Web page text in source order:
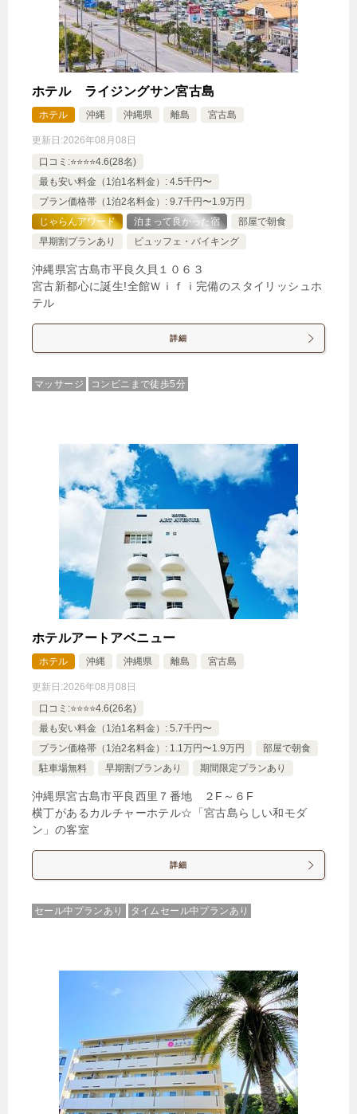
1泊大人1名合計（税込）
26,725円
じゃらんで確認する
プルステイ（お部屋のみ）
ツイン 🍴食事なし IN 15:00- OUT-11:00
禁煙ルーム
【シティビュー】ツインエグゼクティブルーム
1泊
合計（税込）
お好きなものをお好きなだけ ディナービュッフェ
付きプラン（夕朝食付き）1～8月
🍴朝食・夕食 IN15:00- OUT -11:00
【オーシャンビュー】ツインエグゼクティブルーム
1泊
大人1名
じゃらんで確認する
【特典満載！ホテルステイ満喫♪】リゾートステイ
（朝食付 / レストラン利用25％OFF）1～8月
ツイン 🍴朝食 IN15:00- OUT-11:00 禁煙ルーム
1泊 大人1名 合計（税込）
31,324円
じゃらんで確認する
ホテル ライジングサン宮古島
ホテル 沖縄 沖縄県 離島 宮古島
更新日:2026年08月08日
口コミ:⭐️⭐️⭐️⭐️4.6(28名)
最も安い料金（1泊1名料金）: 4.5千円〜
プラン価格帯（1泊2名料金）: 9.7千円〜1.9万円
じゃらんアワード
泊まって良かった宿
部屋で朝食
早期割プランあり
ビュッフェ・バイキング
沖縄県宮古島市平良久貝１０６３
宮古新都心に誕生!全館Ｗｉｆｉ完備のスタイリッシュホ
テル
詳細
マッサージ コンビニまで徒歩5分
ホテルアートアベニュー
ホテル 沖縄 沖縄県 離島 宮古島
更新日:2026年08月08日
口コミ:⭐️⭐️⭐️⭐️4.6(26名)
最も安い料金（1泊1名料金）: 5.7千円〜
プラン価格帯（1泊2名料金）: 1.1万円〜1.9万円
部屋で朝食
駐車場無料
早期割プランあり 期間限定プランあり
沖縄県宮古島市平良西里７番地 ２F～６F
横丁があるカルチャーホテル☆「宮古島らしい和モダ
ン」の客室
詳細
セール中プランあり タイムセール中プランあり